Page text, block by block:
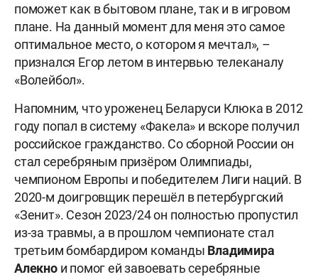
поможет как в бытовом плане, так и в игровом
плане. На данный момент для меня это самое
оптимальное место, о котором я мечтал», –
признался Егор летом в интервью телеканалу
«Волейбол».
Напомним, что уроженец Беларуси Клюка в 2012
году попал в систему «Факела» и вскоре получил
российское гражданство. Со сборной России он
стал серебряным призёром Олимпиады,
чемпионом Европы и победителем Лиги наций. В
2020-м доигровщик перешёл в петербургский
«Зенит». Сезон 2023/24 он полностью пропустил
из-за травмы, а в прошлом чемпионате стал
третьим бомбардиром команды Владимира
Алекнои помог ей завоевать серебряные